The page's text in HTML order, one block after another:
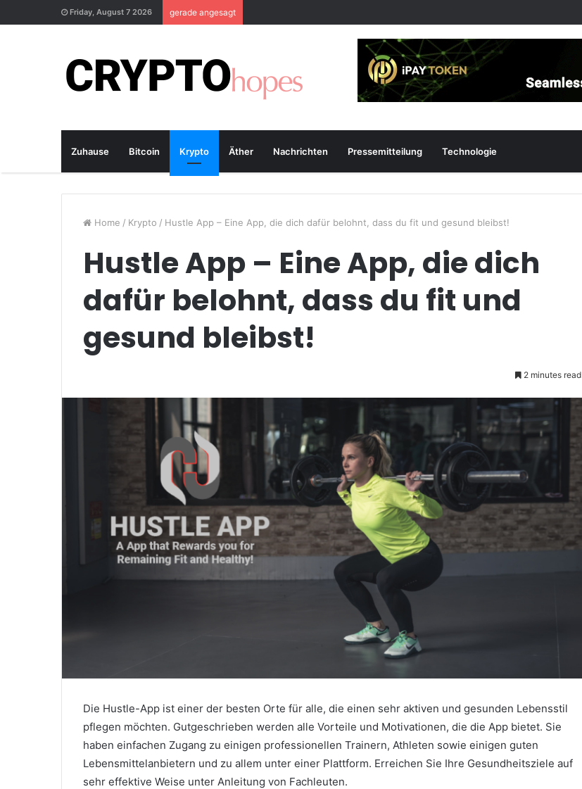
Friday, August 7 2026 gerade angesagt
Zuhause Bitcoin Krypto Äther Nachrichten Pressemitteilung Technologie
Home / Krypto / Hustle App – Eine App, die dich dafür belohnt, dass du fit und gesund bleibst!
Hustle App – Eine App, die dich
dafür belohnt, dass du fit und
gesund bleibst!
2 minutes read
Die Hustle-App ist einer der besten Orte für alle, die einen sehr aktiven und gesunden Lebensstil
pflegen möchten. Gutgeschrieben werden alle Vorteile und Motivationen, die die App bietet. Sie
haben einfachen Zugang zu einigen professionellen Trainern, Athleten sowie einigen guten
Lebensmittelanbietern und zu allem unter einer Plattform. Erreichen Sie Ihre Gesundheitsziele auf
sehr effektive Weise unter Anleitung von Fachleuten.